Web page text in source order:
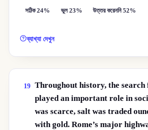
সঠিক 24% ভুল 23% উত্তর করেননি 52%
ব্যাখ্যা দেখুন
19 Throughout history, the search
played an important role in
was scarce, salt was traded
with gold. Rome’s major